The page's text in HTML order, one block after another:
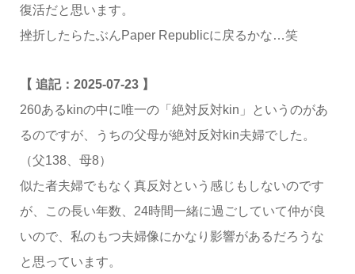
復活だと思います。
挫折したらたぶんPaper Republicに戻るかな…笑
【 追記：2025-07-23 】
260あるkinの中に唯一の「絶対反対kin」というのがあ
るのですが、うちの父母が絶対反対kin夫婦でした。
（父138、母8）
似た者夫婦でもなく真反対という感じもしないのです
が、この長い年数、24時間一緒に過ごしていて仲が良
いので、私のもつ夫婦像にかなり影響があるだろうな
と思っています。